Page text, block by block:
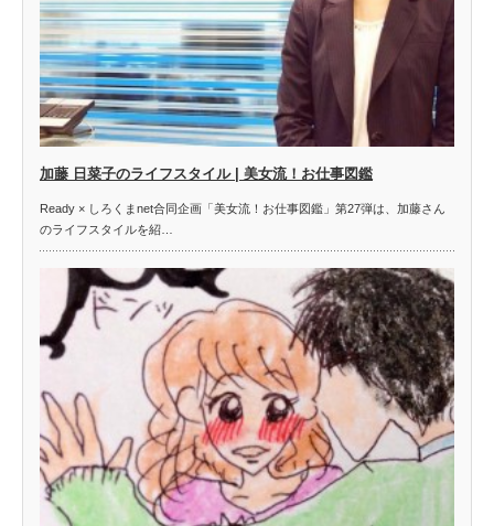
加藤 日菜子のライフスタイル | 美女流！お仕事図鑑
Ready × しろくまnet合同企画「美女流！お仕事図鑑」第27弾は、加藤さん
のライフスタイルを紹…